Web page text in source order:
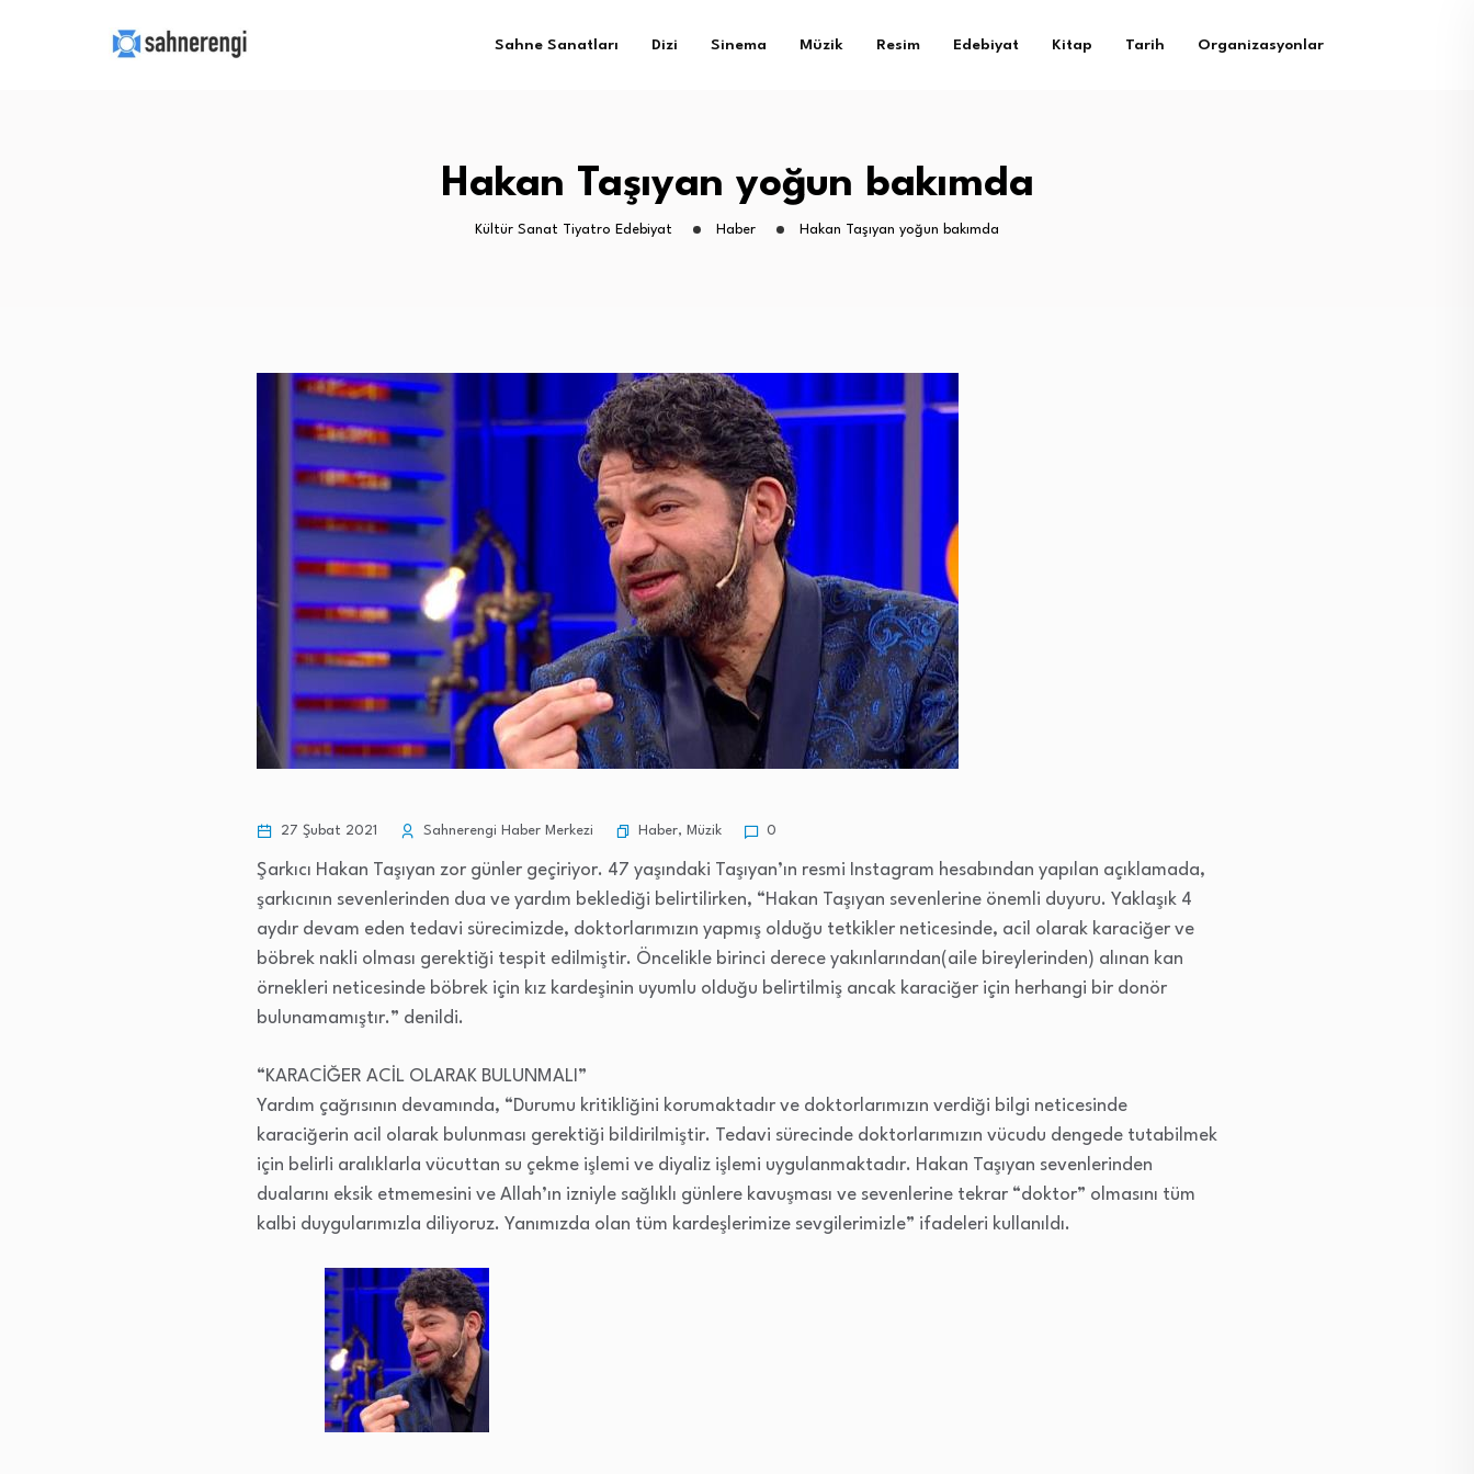
Sahne Sanatları Dizi Sinema Müzik Resim Edebiyat Kitap Tarih Organizasyonlar
Hakan Taşıyan yoğun bakımda
Kültür Sanat Tiyatro Edebiyat Haber Hakan Taşıyan yoğun bakımda
27 Şubat 2021 Sahnerengi Haber Merkezi Haber, Müzik 0
Şarkıcı Hakan Taşıyan zor günler geçiriyor. 47 yaşındaki Taşıyan’ın resmi Instagram hesabından yapılan açıklamada,
şarkıcının sevenlerinden dua ve yardım beklediği belirtilirken, “Hakan Taşıyan sevenlerine önemli duyuru. Yaklaşık 4
aydır devam eden tedavi sürecimizde, doktorlarımızın yapmış olduğu tetkikler neticesinde, acil olarak karaciğer ve
böbrek nakli olması gerektiği tespit edilmiştir. Öncelikle birinci derece yakınlarından(aile bireylerinden) alınan kan
örnekleri neticesinde böbrek için kız kardeşinin uyumlu olduğu belirtilmiş ancak karaciğer için herhangi bir donör
bulunamamıştır.” denildi.
“KARACİĞER ACİL OLARAK BULUNMALI”
Yardım çağrısının devamında, “Durumu kritikliğini korumaktadır ve doktorlarımızın verdiği bilgi neticesinde
karaciğerin acil olarak bulunması gerektiği bildirilmiştir. Tedavi sürecinde doktorlarımızın vücudu dengede tutabilmek
için belirli aralıklarla vücuttan su çekme işlemi ve diyaliz işlemi uygulanmaktadır. Hakan Taşıyan sevenlerinden
dualarını eksik etmemesini ve Allah’ın izniyle sağlıklı günlere kavuşması ve sevenlerine tekrar “doktor” olmasını tüm
kalbi duygularımızla diliyoruz. Yanımızda olan tüm kardeşlerimize sevgilerimizle” ifadeleri kullanıldı.